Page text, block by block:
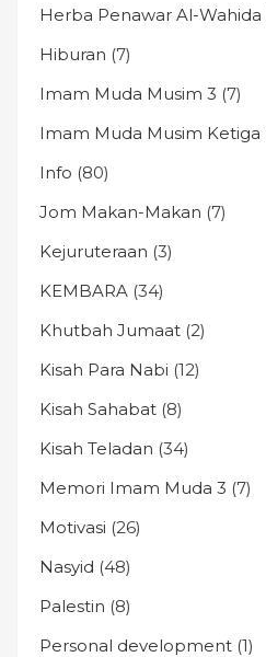
Herba Penawar Al-Wahida
Hiburan (7)
Imam Muda Musim 3 (7)
Imam Muda Musim Ketiga
Info (80)
Jom Makan-Makan (7)
Kejuruteraan (3)
KEMBARA (34)
Khutbah Jumaat (2)
Kisah Para Nabi (12)
Kisah Sahabat (8)
Kisah Teladan (34)
Memori Imam Muda 3 (7)
Motivasi (26)
Nasyid (48)
Palestin (8)
Personal development (1)